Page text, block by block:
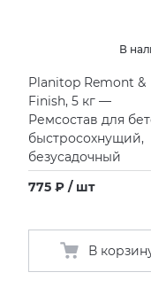
FIANDRE
FIORANESE
IDALGO
LA FABBRICA AVA
LAMINAM
MAXFINE IRIS
ОБОГРЕВАТЕЛИ
ПЛАСТИНЫ ИЗ
В
Planitop Remont &
Finish, 5 кг —
Ремсостав для
быстросохнущий,
безусадочный
775 ₽ / шт
В